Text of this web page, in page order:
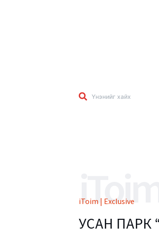
iToim | Exclusive
УСАН ПАРК